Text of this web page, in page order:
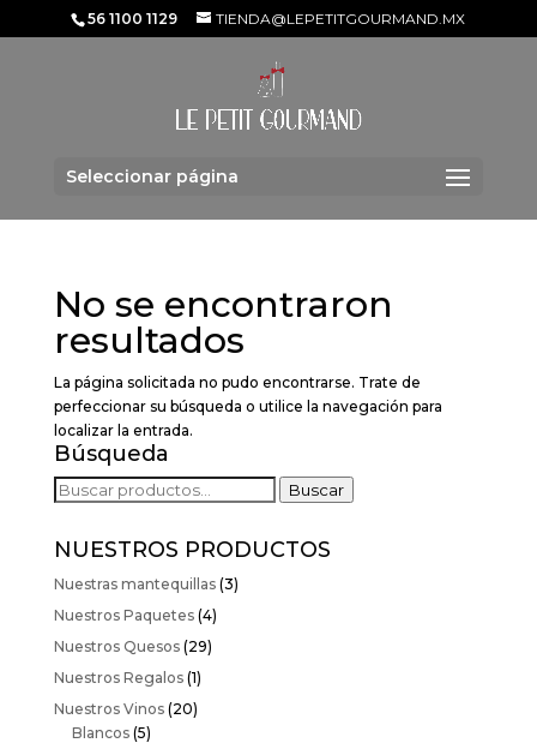
56 1100 1129 TIENDA@LEPETITGOURMAND.MX
Seleccionar página
No se encontraron
resultados
La página solicitada no pudo encontrarse. Trate de
perfeccionar su búsqueda o utilice la navegación para
localizar la entrada.
Búsqueda
Buscar
Buscar
NUESTROS PRODUCTOS
Nuestras mantequillas (3)
Nuestros Paquetes (4)
Nuestros Quesos (29)
Nuestros Regalos (1)
Nuestros Vinos (20)
Blancos (5)